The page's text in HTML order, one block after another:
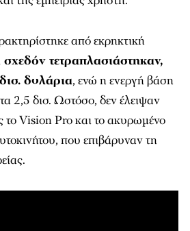
από εκρηκτική
τετραπλασιάστηκαν,
δολάρια, ενώ η ενεργή βάση
2,5 δισ. Ωστόσο, δεν έλειψαν
το Vision Pro και το ακυρωμένο
που επιβάρυναν τη